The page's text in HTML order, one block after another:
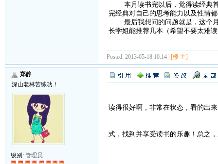
本月读书完以后，觉得读经典首
完经典对自己的思考能力以及性情
最后我想问的问题就是，这个月
长学姐能推荐几本（希望不要太难
Posted: 2013-05-18 10:14 | [楼 主]
郑静
深山老林苦练功！
级别: 管理员
读得很好啊，非常在状态，看的出
式，找到并享受读书的乐趣！总之